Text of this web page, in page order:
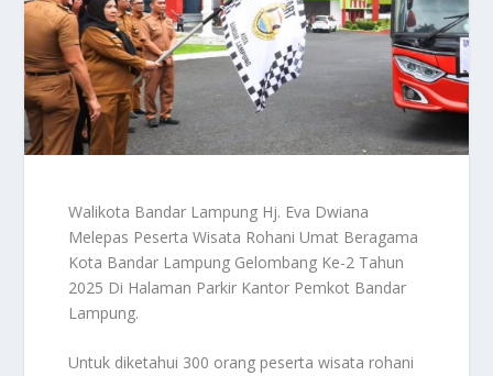
Walikota Bandar Lampung Hj. Eva Dwiana
Melepas Peserta Wisata Rohani Umat Beragama
Kota Bandar Lampung Gelombang Ke-2 Tahun
2025 Di Halaman Parkir Kantor Pemkot Bandar
Lampung.
Untuk diketahui 300 orang peserta wisata rohani